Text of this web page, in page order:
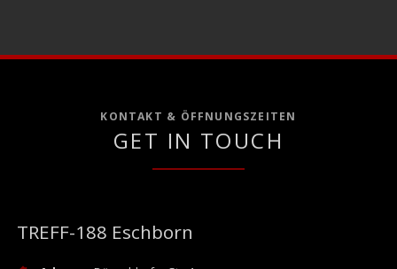
KONTAKT & ÖFFNUNGSZEITEN
GET IN TOUCH
TREFF-188 Eschborn